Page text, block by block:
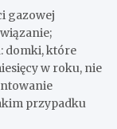
gazowej
domki, które
w roku, nie
przypadku